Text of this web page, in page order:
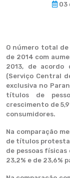
03
O número total
de 2014 com
2013, de acordo
(Serviço Central
exclusiva no
títulos de
crescimento de
consumidores.
Na comparação
de títulos
de pessoas
23,2% e de 23,6%